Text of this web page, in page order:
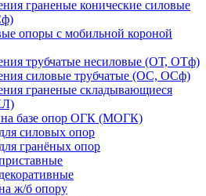
граненые конические силовые
опоры с мобильной короной
трубчатые несиловые (ОТ, ОТф)
силовые трубчатые (ОС, ОСф)
граненые складывающиеся
базе опор ОГК (МОГК)
силовых опор
гранёных опор
ж/б опору